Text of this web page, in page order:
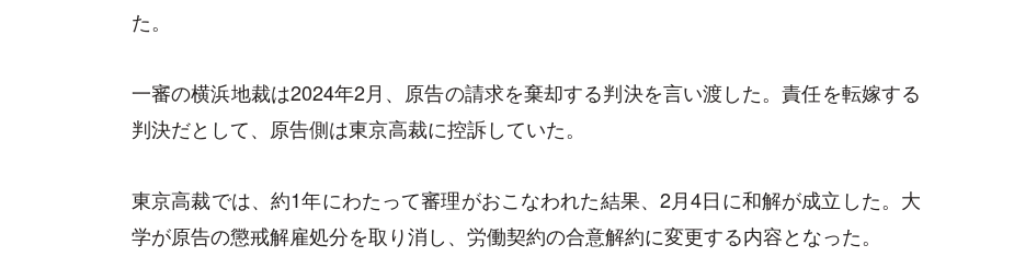
た。
一審の横浜地裁は2024年2月、原告の請求を棄却する判決を言い渡した。責任を転嫁する
判決だとして、原告側は東京高裁に控訴していた。
東京高裁では、約1年にわたって審理がおこなわれた結果、2月4日に和解が成立した。大
学が原告の懲戒解雇処分を取り消し、労働契約の合意解約に変更する内容となった。